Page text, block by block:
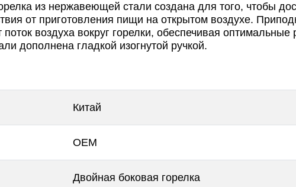
из нержавеющей стали создана для того, чтобы
от приготовления пищи на открытом воздухе.
воздуха вокруг горелки, обеспечивая оптимальные
дополнена гладкой изогнутой ручкой.
Китай
OEM
Двойная боковая горелка